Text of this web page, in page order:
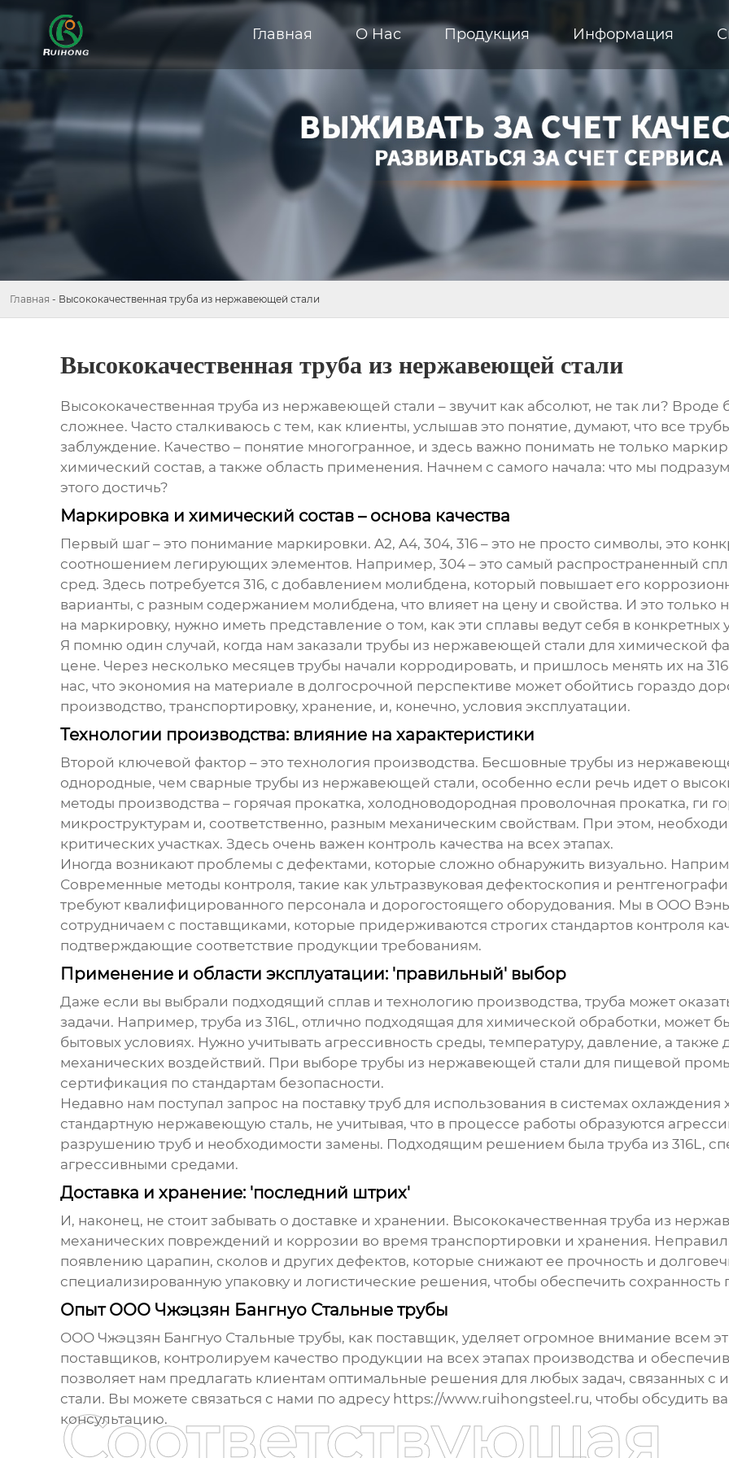
Главная О Hас Продукция Информация
Главная - Высококачественная труба из нержавеющей стали
Высококачественная труба из нержавеющей стали
Высококачественная труба из нержавеющей стали – звучит как абсолют, не так ли?
сложнее. Часто сталкиваюсь с тем, как клиенты, услышав это понятие, думают, что все
заблуждение. Качество – понятие многогранное, и здесь важно понимать не только
химический состав, а также область применения. Начнем с самого начала: что мы
этого достичь?
Маркировка и химический состав – основа качества
Первый шаг – это понимание маркировки. A2, A4, 304, 316 – это не просто символы, это
соотношением легирующих элементов. Например, 304 – это самый распространенный
сред. Здесь потребуется 316, с добавлением молибдена, который повышает его
варианты, с разным содержанием молибдена, что влияет на цену и свойства. И это только
на маркировку, нужно иметь представление о том, как эти сплавы ведут себя в конкретных
Я помню один случай, когда нам заказали трубы из нержавеющей стали для химической
цене. Через несколько месяцев трубы начали корродировать, и пришлось менять их на
нас, что экономия на материале в долгосрочной перспективе может обойтись гораздо
производство, транспортировку, хранение, и, конечно, условия эксплуатации.
Технологии производства: влияние на характеристики
Второй ключевой фактор – это технология производства. Бесшовные трубы из
однородные, чем сварные трубы из нержавеющей стали, особенно если речь идет о
методы производства – горячая прокатка, холодноводородная проволочная прокатка, ги
микроструктурам и, соответственно, разным механическим свойствам. При этом,
критических участках. Здесь очень важен контроль качества на всех этапах.
Иногда возникают проблемы с дефектами, которые сложно обнаружить визуально.
Современные методы контроля, такие как ультразвуковая дефектоскопия и
требуют квалифицированного персонала и дорогостоящего оборудования. Мы в ООО
сотрудничаем с поставщиками, которые придерживаются строгих стандартов контроля
подтверждающие соответствие продукции требованиям.
Применение и области эксплуатации: 'правильный' выбор
Даже если вы выбрали подходящий сплав и технологию производства, труба может
задачи. Например, труба из 316L, отлично подходящая для химической обработки, может
бытовых условиях. Нужно учитывать агрессивность среды, температуру, давление, а
механических воздействий. При выборе трубы из нержавеющей стали для пищевой
сертификация по стандартам безопасности.
Недавно нам поступал запрос на поставку труб для использования в системах
стандартную нержавеющую сталь, не учитывая, что в процессе работы образуются
разрушению труб и необходимости замены. Подходящим решением была труба из 316L,
агрессивными средами.
Доставка и хранение: 'последний штрих'
И, наконец, не стоит забывать о доставке и хранении. Высококачественная труба из
механических повреждений и коррозии во время транспортировки и хранения.
появлению царапин, сколов и других дефектов, которые снижают ее прочность и
специализированную упаковку и логистические решения, чтобы обеспечить сохранность
Опыт ООО Чжэцзян Бангнуо Стальные трубы
ООО Чжэцзян Бангнуо Стальные трубы, как поставщик, уделяет огромное внимание всем
поставщиков, контролируем качество продукции на всех этапах производства и
позволяет нам предлагать клиентам оптимальные решения для любых задач, связанных с
стали. Вы можете связаться с нами по адресу https://www.ruihongsteel.ru, чтобы обсудить
консультацию.
Соответствующая